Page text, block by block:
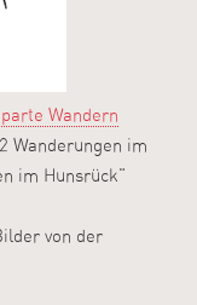
Wandern
Wanderungen im
im Hunsrück"
von der